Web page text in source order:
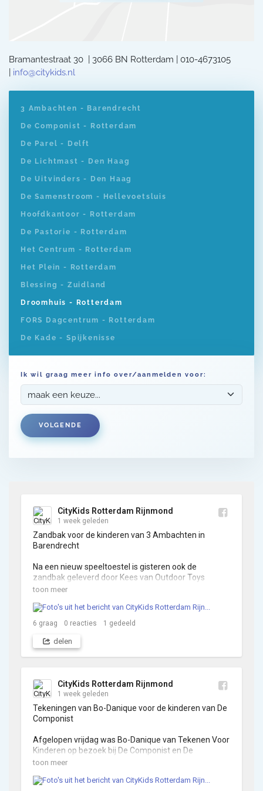
Bramantestraat 30 | 3066 BN Rotterdam | 010-4673105
info@citykids.nl
3 Ambachten - Barendrecht
De Componist - Rotterdam
De Parel - Delft
De Lichtmast - Den Haag
De Uitvinders - Den Haag
De Samenstroom - Hellevoetsluis
Hoofdkantoor - Rotterdam
De Pastorie - Rotterdam
Het Centrum - Rotterdam
Het Plein - Rotterdam
Blessing - Zuidland
Droomhuis - Rotterdam
FORS Dagcentrum - Rotterdam
De Kade - Spijkenisse
Ik wil graag meer info over/aanmelden voor:
VOLGENDE
CityKids Rotterdam Rijnmond
1 week geleden
Zandbak voor de kinderen van 3 Ambachten in
Barendrecht
Na een nieuw speeltoestel is gisteren ook de
zandbak geleverd door Kees van Outdoor Toys
Krimpen, met hulp van zijn zoons.
Pallieter.
De kinderen kunnen nu met dit mooie weer volop
genieten: klimmen, glijden, schommelen en heerlijk in
het zand spelen.
toon meer
6 graag 0 reacties 1 gedeeld
delen
CityKids Rotterdam Rijnmond
1 week geleden
Tekeningen van Bo-Danique voor de kinderen van De
Componist
Afgelopen vrijdag was Bo-Danique van Tekenen Voor
Kinderen op bezoek bij De Componist en De
Uitvinders.
Hieronder haar verhaal bij de tekeningen voor De
toon meer